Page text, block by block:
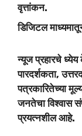
वृत्तांकन.
डिजिटल
न्यूज प्रहारचे
पारदर्शकता,
पत्रकारितेच्या
जनतेचा विश्वास
प्रयत्नशील आहे.